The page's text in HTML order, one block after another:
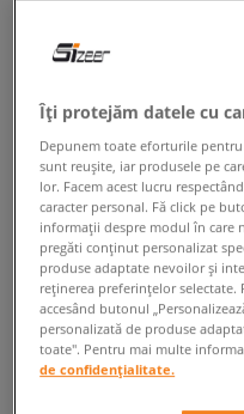
◾️ Sunt0produse din categoria
Helly Hansen Koppervik◾️
Îți protejăm datele cu
Depunem toate eforturile
sunt reușite, iar produsele pe
lor. Facem acest lucru
caracter personal. Fă click pe
informații despre modul în care
pregăti conținut personalizat
produse adaptate nevoilor și
reținerea preferințelor selectate.
accesând butonul
personalizată de produse
toate". Pentru mai multe
de confidențialitate.